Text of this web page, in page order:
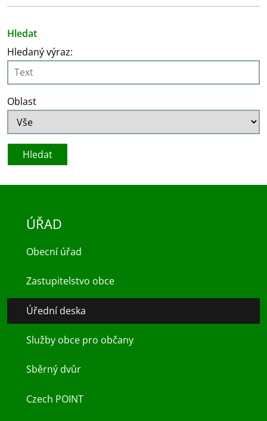
Hledat
Hledaný výraz:
Oblast
ÚŘAD
Obecní úřad
Zastupitelstvo obce
Úřední deska
Služby obce pro občany
Sběrný dvůr
Czech POINT